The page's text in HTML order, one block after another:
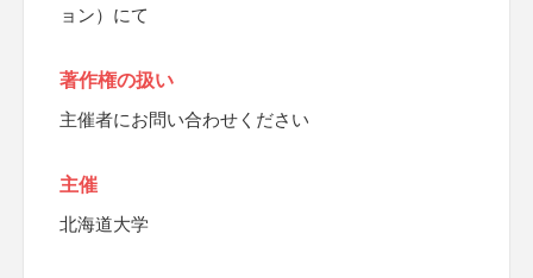
ョン）にて
著作権の扱い
主催者にお問い合わせください
主催
北海道大学